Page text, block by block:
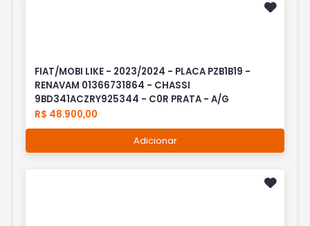
FIAT/MOBI LIKE - 2023/2024 - PLACA PZB1B19 -
RENAVAM 01366731864 - CHASSI
9BD341ACZRY925344 - C0R PRATA - A/G
R$ 48.900,00
Adicionar